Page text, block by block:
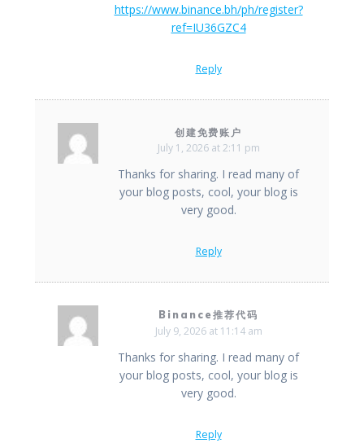
https://www.binance.bh/ph/register?
ref=IU36GZC4
Reply
创建免费账户
July 1, 2026 at 2:11 pm
Thanks for sharing. I read many of
your blog posts, cool, your blog is
very good.
Reply
Binance推荐代码
July 9, 2026 at 11:14 am
Thanks for sharing. I read many of
your blog posts, cool, your blog is
very good.
Reply